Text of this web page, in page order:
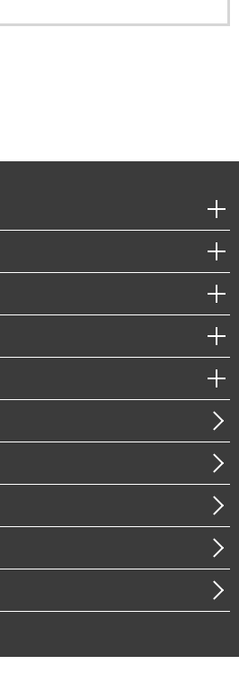
プライアンス）・防災（政策）
・スマートシティ
テム